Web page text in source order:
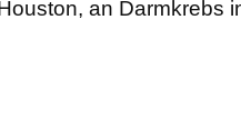
an Darmkrebs